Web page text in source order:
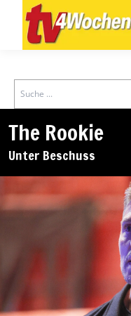
Search
The Rookie
Unter Beschuss